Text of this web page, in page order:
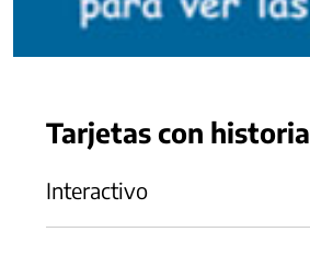
Tarjetas con historia
Interactivo